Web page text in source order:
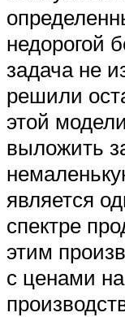
недорогой
задача не
решили
этой
выложить
является
спектре
этим
с ценами